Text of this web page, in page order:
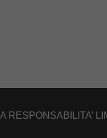
RESPONSABILITA’